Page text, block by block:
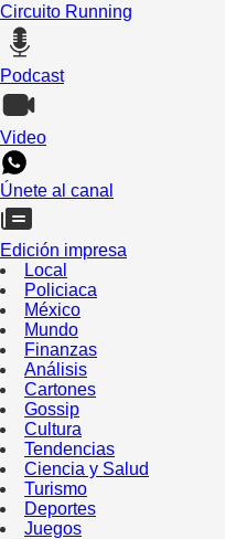
Circuito Running
Podcast
Video
Únete al canal
Edición impresa
Local
Policiaca
México
Mundo
Finanzas
Análisis
Cartones
Gossip
Cultura
Tendencias
Ciencia y Salud
Turismo
Deportes
Juegos